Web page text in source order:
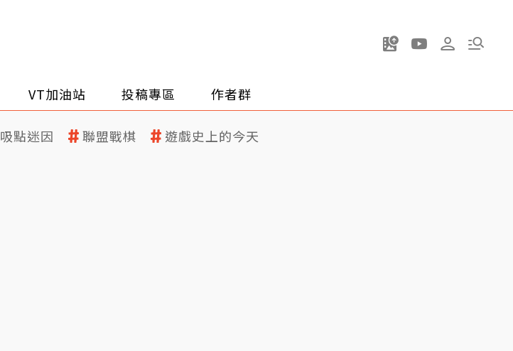
VT加油站 投稿專區 作者群
吸點迷因 聯盟戰棋 遊戲史上的今天